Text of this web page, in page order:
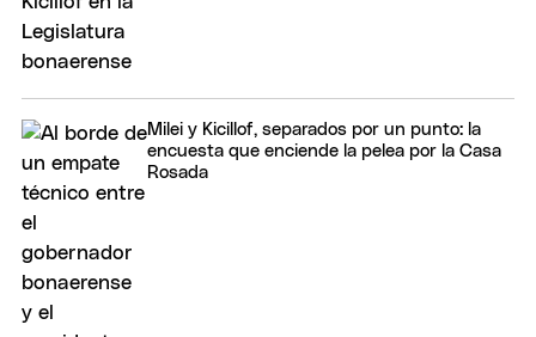
Milei y Kicillof, separados por un punto: la
encuesta que enciende la pelea por la Casa
Rosada